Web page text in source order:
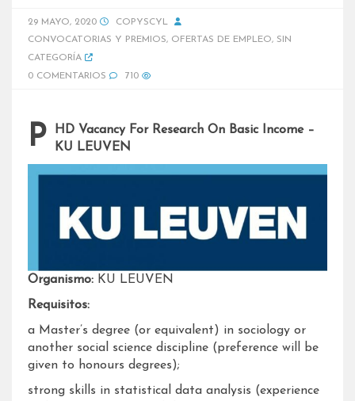
29 MAYO, 2020
COPYSCYL
CONVOCATORIAS Y PREMIOS, OFERTAS DE EMPLEO, SIN
CATEGORÍA
0 COMENTARIOS
710
PHD Vacancy For Research On Basic Income – KU LEUVEN
Organismo: KU LEUVEN
Requisitos:
a Master’s degree (or equivalent) in sociology or
another social science discipline (preference will be
given to honours degrees);
strong skills in statistical data analysis (experience